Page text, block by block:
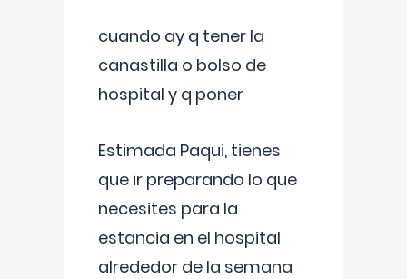
cuando ay q tener la
canastilla o bolso de
hospital y q poner
Estimada Paqui, tienes
que ir preparando lo que
necesites para la
estancia en el hospital
alrededor de la semana